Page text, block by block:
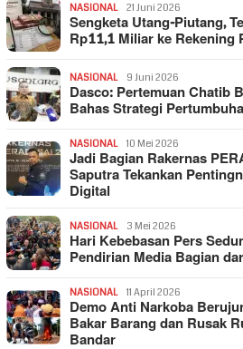
NASIONAL 21 Juni 2026
Sengketa Utang-Piutang,
Rp11,1 Miliar ke Rekening
NASIONAL 9 Juni 2026
Dasco: Pertemuan Chatib
Bahas Strategi
NASIONAL 10 Mei 2026
Jadi Bagian Rakernas
Saputra Tekankan
Digital
NASIONAL 3 Mei 2026
Hari Kebebasan Pers
Pendirian Media Bagian
NASIONAL 11 April 2026
Demo Anti Narkoba
Bakar Barang dan Rusak
Bandar